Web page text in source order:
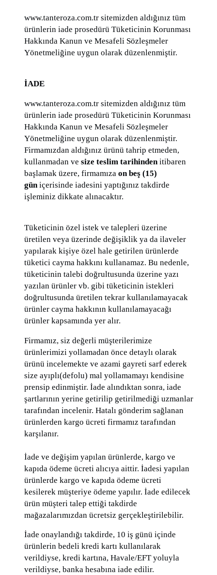
www.tanteroza.com.tr sitemizden aldığınız tüm
ürünlerin iade prosedürü Tüketicinin Korunması
Hakkında Kanun ve Mesafeli Sözleşmeler
Yönetmeliğine uygun olarak düzenlenmiştir.
İADE
www.tanteroza.com.tr sitemizden aldığınız tüm
ürünlerin iade prosedürü Tüketicinin Korunması
Hakkında Kanun ve Mesafeli Sözleşmeler
Yönetmeliğine uygun olarak düzenlenmiştir.
Firmamızdan aldığınız ürünü tahrip etmeden,
kullanmadan ve size teslim tarihinden itibaren
başlamak üzere, firmamıza on beş (15)
gün içerisinde iadesini yaptığınız takdirde
işleminiz dikkate alınacaktır.
Tüketicinin özel istek ve talepleri üzerine
üretilen veya üzerinde değişiklik ya da ilaveler
yapılarak kişiye özel hale getirilen ürünlerde
tüketici cayma hakkını kullanamaz. Bu nedenle,
tüketicinin talebi doğrultusunda üzerine yazı
yazılan ürünler vb. gibi tüketicinin istekleri
doğrultusunda üretilen tekrar kullanılamayacak
ürünler cayma hakkının kullanılamayacağı
ürünler kapsamında yer alır.
Firmamız, siz değerli müşterilerimize
ürünlerimizi yollamadan önce detaylı olarak
ürünü incelemekte ve azami gayreti sarf ederek
size ayıplı(defolu) mal yollamamayı kendisine
prensip edinmiştir. İade alındıktan sonra, iade
şartlarının yerine getirilip getirilmediği uzmanlar
tarafından incelenir. Hatalı gönderim sağlanan
ürünlerden kargo ücreti firmamız tarafından
karşılanır.
İade ve değişim yapılan ürünlerde, kargo ve
kapıda ödeme ücreti alıcıya aittir. İadesi yapılan
ürünlerde kargo ve kapıda ödeme ücreti
kesilerek müşteriye ödeme yapılır. İade edilecek
ürün müşteri talep ettiği takdirde
mağazalarımızdan ücretsiz gerçekleştirilebilir.
İade onaylandığı takdirde, 10 iş günü içinde
ürünlerin bedeli kredi kartı kullanılarak
verildiyse, kredi kartına, Havale/EFT yoluyla
verildiyse, banka hesabına iade edilir.